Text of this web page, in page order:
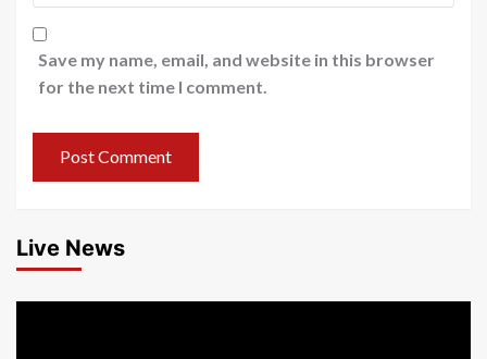
Save my name, email, and website in this browser
for the next time I comment.
Live News